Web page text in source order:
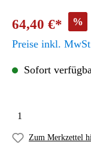
64,40 €* %
Preise inkl.
Sofort
Zum Merkzettel